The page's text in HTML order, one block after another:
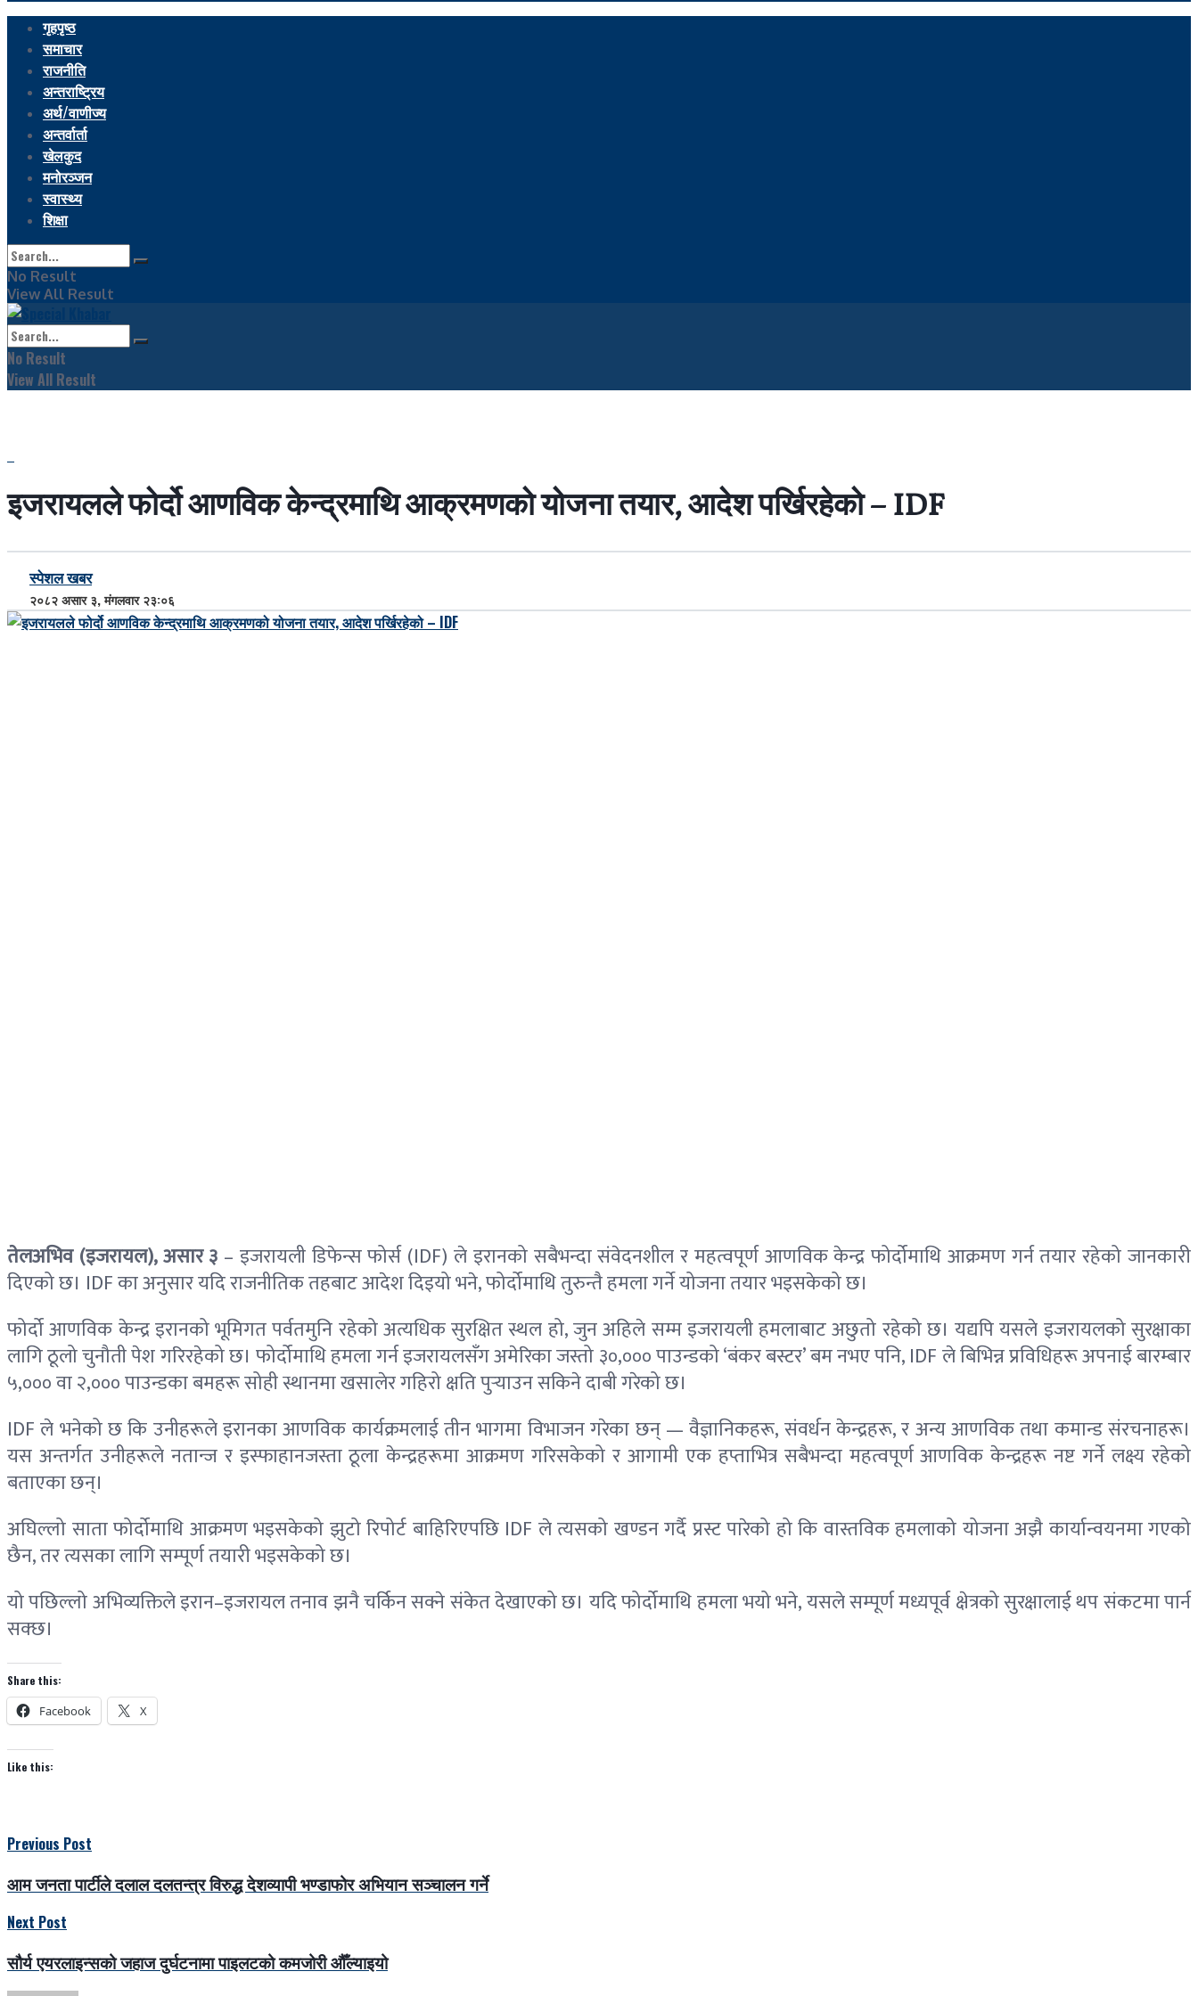
गृहपृष्ठ
समाचार
राजनीति
अन्तराष्ट्रिय
अर्थ/वाणीज्य
अन्तर्वार्ता
खेलकुद
मनोरञ्जन
स्वास्थ्य
शिक्षा
No Result
View All Result
No Result
View All Result
इजरायलले फोर्दो आणविक केन्द्रमाथि आक्रमणको योजना तयार, आदेश पर्खिरहेको – IDF
स्पेशल खबर
२०८२ असार ३, मंगलवार २३:०६
तेलअभिव (इजरायल), असार ३ – इजरायली डिफेन्स फोर्स (IDF) ले इरानको सबैभन्दा संवेदनशील र महत्वपूर्ण आणविक केन्द्र फोर्दोमाथि आक्रमण गर्न तयार रहेको जानकारी
दिएको छ। IDF का अनुसार यदि राजनीतिक तहबाट आदेश दिइयो भने, फोर्दोमाथि तुरुन्तै हमला गर्ने योजना तयार भइसकेको छ।
फोर्दो आणविक केन्द्र इरानको भूमिगत पर्वतमुनि रहेको अत्यधिक सुरक्षित स्थल हो, जुन अहिले सम्म इजरायली हमलाबाट अछुतो रहेको छ। यद्यपि यसले इजरायलको सुरक्षाका
लागि ठूलो चुनौती पेश गरिरहेको छ। फोर्दोमाथि हमला गर्न इजरायलसँग अमेरिका जस्तो ३०,००० पाउन्डको ‘बंकर बस्टर’ बम नभए पनि, IDF ले बिभिन्न प्रविधिहरू अपनाई बारम्बार
५,००० वा २,००० पाउन्डका बमहरू सोही स्थानमा खसालेर गहिरो क्षति पुर्‍याउन सकिने दाबी गरेको छ।
IDF ले भनेको छ कि उनीहरूले इरानका आणविक कार्यक्रमलाई तीन भागमा विभाजन गरेका छन् — वैज्ञानिकहरू, संवर्धन केन्द्रहरू, र अन्य आणविक तथा कमान्ड संरचनाहरू।
यस अन्तर्गत उनीहरूले नतान्ज र इस्फाहानजस्ता ठूला केन्द्रहरूमा आक्रमण गरिसकेको र आगामी एक हप्ताभित्र सबैभन्दा महत्वपूर्ण आणविक केन्द्रहरू नष्ट गर्ने लक्ष्य रहेको
बताएका छन्।
अघिल्लो साता फोर्दोमाथि आक्रमण भइसकेको झुटो रिपोर्ट बाहिरिएपछि IDF ले त्यसको खण्डन गर्दै प्रस्ट पारेको हो कि वास्तविक हमलाको योजना अझै कार्यान्वयनमा गएको
छैन, तर त्यसका लागि सम्पूर्ण तयारी भइसकेको छ।
यो पछिल्लो अभिव्यक्तिले इरान–इजरायल तनाव झनै चर्किन सक्ने संकेत देखाएको छ। यदि फोर्दोमाथि हमला भयो भने, यसले सम्पूर्ण मध्यपूर्व क्षेत्रको सुरक्षालाई थप संकटमा पार्न
सक्छ।
Share this:
Facebook X
Like this:
Previous Post
आम जनता पार्टीले दलाल दलतन्त्र विरुद्ध देशव्यापी भण्डाफोर अभियान सञ्चालन गर्ने
Next Post
सौर्य एयरलाइन्सको जहाज दुर्घटनामा पाइलटको कमजोरी औँल्याइयो